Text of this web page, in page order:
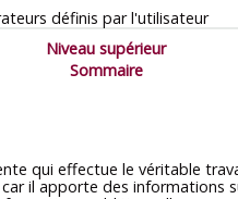
définis par l'utilisateur
Niveau supérieur
Sommaire
qui effectue le véritable
car il apporte des informations